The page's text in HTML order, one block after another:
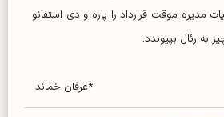
مدیره موقت قرارداد را پاره و دی استفانو
به رئال بپیوندد.
*عرفان خماند